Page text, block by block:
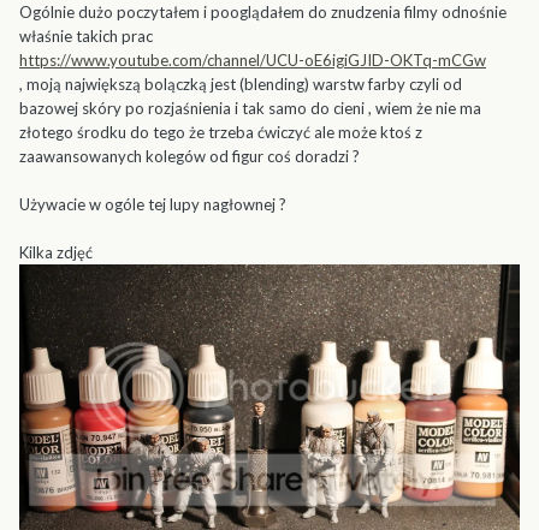
Ogólnie dużo poczytałem i pooglądałem do znudzenia filmy odnośnie
właśnie takich prac
https://www.youtube.com/channel/UCU-oE6igiGJID-OKTq-mCGw
, moją największą bolączką jest (blending) warstw farby czyli od
bazowej skóry po rozjaśnienia i tak samo do cieni , wiem że nie ma
złotego środku do tego że trzeba ćwiczyć ale może ktoś z
zaawansowanych kolegów od figur coś doradzi ?
Używacie w ogóle tej lupy nagłownej ?
Kilka zdjęć